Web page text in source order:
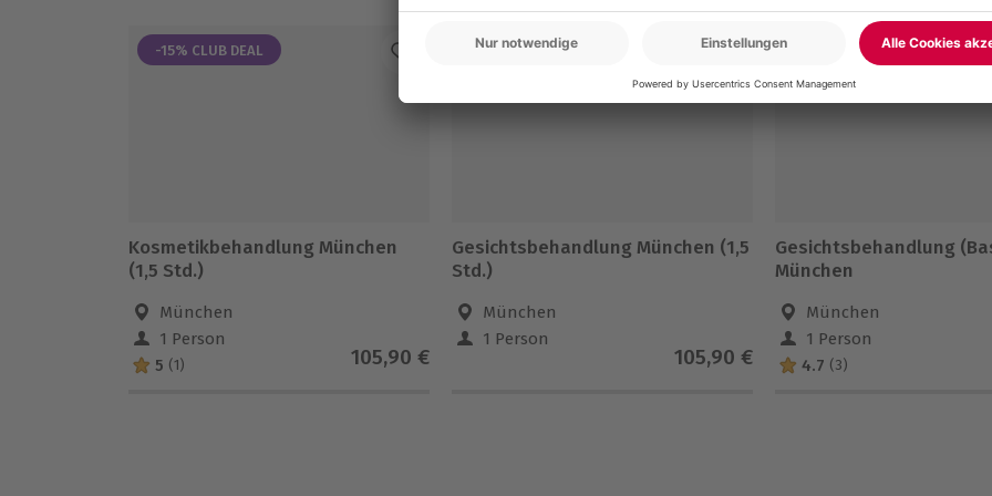
-15% CLUB DEAL
Kosmetikbehandlung München
(1,5 Std.)
München
1 Person
5 (1) 105,90 €
Gesichtsbehandlung München (1,5
Std.)
München
1 Person
105,90 €
Gesichtsbehandlung
München
München
1 Person
4.7 (3)